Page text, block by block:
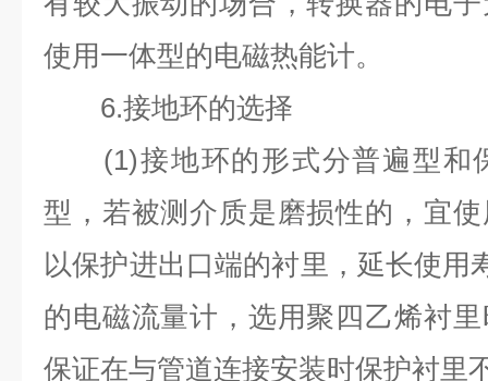
使用一体型的电磁热能计。
6.接地环的选择
(1)接地环的形式分普遍型和
型，若被测介质是磨损性的，宜
以保护进出口端的衬里，延长使用
的电磁流量计，选用聚四乙烯衬
保证在与管道连接安装时保护衬里